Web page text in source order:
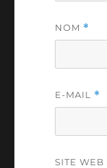
NOM *
E-MAIL *
SITE WEB